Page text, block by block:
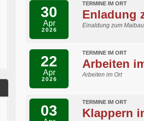
30
Apr
2026
TERMINE IM ORT
Enladung
Einaldung zum
22
Apr
2026
TERMINE IM ORT
Arbeiten
Arbeiten im Ort
03
TERMINE IM ORT
Klappern